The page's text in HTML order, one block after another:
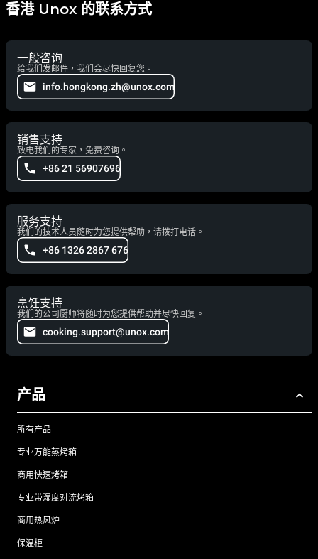
香港 Unox 的联系方式
一般咨询
给我们发邮件，我们会尽快回复您。
info.hongkong.zh@unox.com
销售支持
致电我们的专家，免费咨询。
+86 21 56907696
服务支持
我们的技术人员随时为您提供帮助，请拨打电话。
+86 1326 2867 676
烹饪支持
我们的公司厨师将随时为您提供帮助并尽快回复。
cooking.support@unox.com
产品
所有产品
专业万能蒸烤箱
商用快速烤箱
专业带湿度对流烤箱
商用热风炉
保温柜